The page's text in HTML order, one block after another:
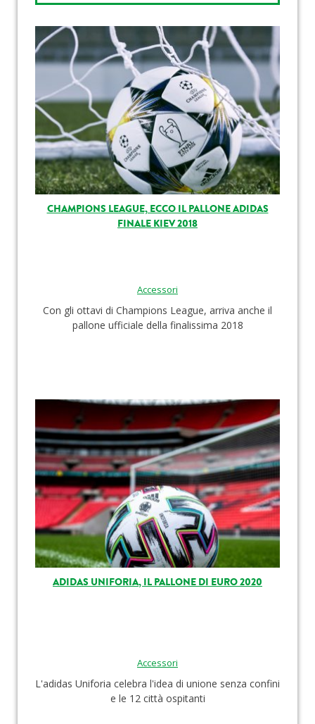
CHAMPIONS LEAGUE, ECCO IL PALLONE ADIDAS
FINALE KIEV 2018
Accessori
Con gli ottavi di Champions League, arriva anche il
pallone ufficiale della finalissima 2018
ADIDAS UNIFORIA, IL PALLONE DI EURO 2020
Accessori
L'adidas Uniforia celebra l'idea di unione senza confini
e le 12 città ospitanti